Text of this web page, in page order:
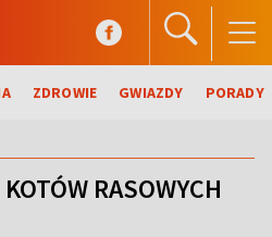
ZDROWIE GWIAZDY PORADY
RASOWYCH